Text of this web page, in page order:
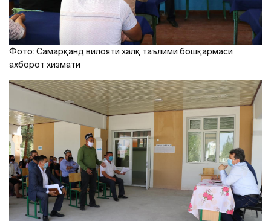
Фото: Самарқанд вилояти халқ таълими бошқармаси
ахборот хизмати